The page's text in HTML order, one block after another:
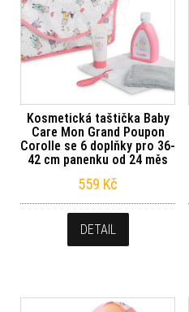
Kosmetická taštička Baby
Care Mon Grand Poupon
Corolle se 6 doplňky pro 36-
42 cm panenku od 24 měs
559 Kč
DETAIL